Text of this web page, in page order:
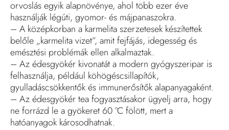
orvoslás egyik alapnövénye, ahol több ezer éve
használják légúti, gyomor- és májpanaszokra.
– A középkorban a karmelita szerzetesek készítettek
belőle „karmelita vizet”, amit fejfájás, idegesség és
emésztési problémák ellen alkalmaztak.
– Az édesgyökér kivonatát a modern gyógyszeripar is
felhasználja, például köhögéscsillapítók,
gyulladáscsökkentők és immunerősítők alapanyagaként.
– Az édesgyökér tea fogyasztásakor ügyelj arra, hogy
ne forrázd le a gyökeret 60 °C fölött, mert a
hatóanyagok károsodhatnak.